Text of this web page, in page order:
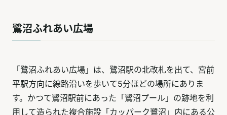
鷺沼ふれあい広場
「鷺沼ふれあい広場」は、鷺沼駅の北改札を出て、宮前
平駅方向に線路沿いを歩いて5分ほどの場所にありま
す。かつて鷺沼駅前にあった「鷺沼プール」の跡地を利
用して造られた複合施設「カッパーク鷺沼」内にある公